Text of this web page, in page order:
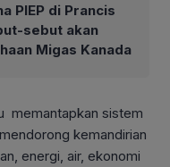
PIEP di Prancis
sebut akan
Migas Kanada
memantapkan sistem
kemandirian
energi, air, ekonomi